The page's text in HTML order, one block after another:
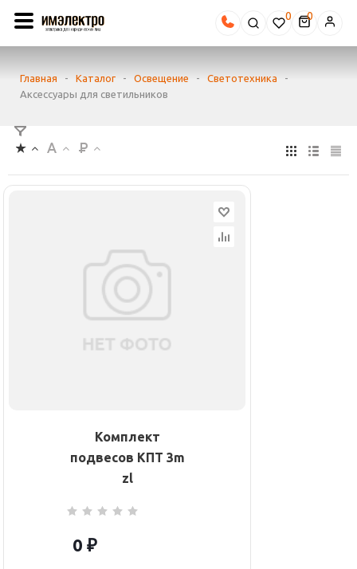
0
Главная - Каталог - Освещение - Светотехника
-
Аксессуары для светильников
Комплект
подвесов КПТ 3m
zl
0 ₽